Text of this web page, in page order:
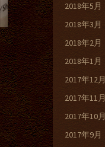
2018年5月
2018年3月
2018年2月
2018年1月
2017年12月
2017年11月
2017年10月
2017年9月